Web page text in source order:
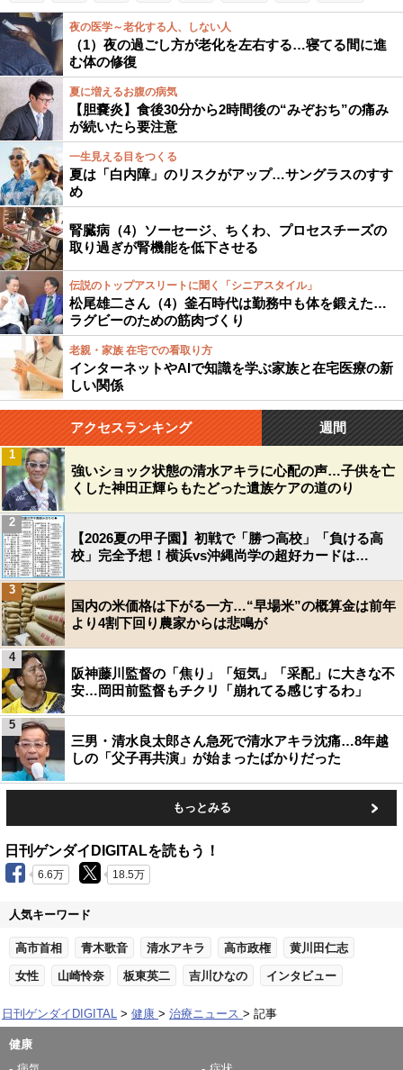
夜の医学～老化する人、しない人
（1）夜の過ごし方が老化を左右する…寝てる間に進
む体の修復
夏に増えるお腹の病気
【胆嚢炎】食後30分から2時間後の“みぞおち”の痛み
が続いたら要注意
一生見える目をつくる
夏は「白内障」のリスクがアップ…サングラスのすす
め
腎臓病（4）ソーセージ、ちくわ、プロセスチーズの
取り過ぎが腎機能を低下させる
伝説のトップアスリートに聞く「シニアスタイル」
松尾雄二さん（4）釜石時代は勤務中も体を鍛えた…
ラグビーのための筋肉づくり
老親・家族 在宅での看取り方
インターネットやAIで知識を学ぶ家族と在宅医療の新
しい関係
アクセスランキング 週間
強いショック状態の清水アキラに心配の声…子供を亡
くした神田正輝らもたどった遺族ケアの道のり
1
【2026夏の甲子園】初戦で「勝つ高校」「負ける高
校」完全予想！横浜vs沖縄尚学の超好カードは…
2
国内の米価格は下がる一方…“早場米”の概算金は前年
より4割下回り農家からは悲鳴が
3
阪神藤川監督の「焦り」「短気」「采配」に大きな不
安…岡田前監督もチクリ「崩れてる感じするわ」
4
三男・清水良太郎さん急死で清水アキラ沈痛…8年越
しの「父子再共演」が始まったばかりだった
5
もっとみる
日刊ゲンダイDIGITALを読もう！
6.6万 18.5万
人気キーワード
高市首相 青木歌音 清水アキラ 高市政権 黄川田仁志
女性 山崎怜奈 板東英二 吉川ひなの インタビュー
日刊ゲンダイDIGITAL 健康 治療ニュース 記事
健康